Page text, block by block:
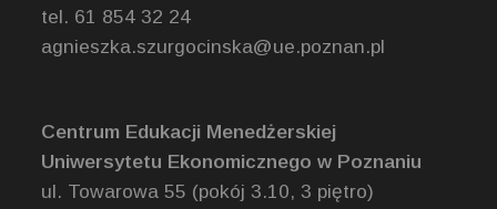
tel. 61 854 32 24
agnieszka.szurgocinska@ue.poznan.pl
Centrum Edukacji Menedżerskiej
Uniwersytetu Ekonomicznego w Poznaniu
ul. Towarowa 55 (pokój 3.10, 3 piętro)